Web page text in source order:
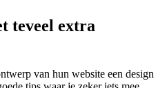
teveel extra
van hun website een design